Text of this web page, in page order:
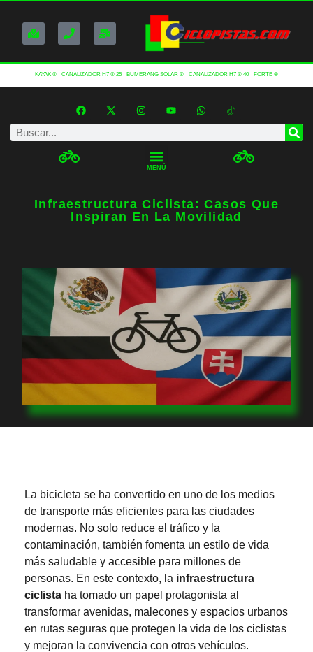
KAYAK ® CANALIZADOR H7 ® 25 BUMERANG SOLAR ® CANALIZADOR H7 ® 40 FORTE ®
MENÚ
Infraestructura Ciclista: Casos Que
Inspiran En La Movilidad
La bicicleta se ha convertido en uno de los medios
de transporte más eficientes para las ciudades
modernas. No solo reduce el tráfico y la
contaminación, también fomenta un estilo de vida
más saludable y accesible para millones de
personas. En este contexto, la infraestructura
ciclista ha tomado un papel protagonista al
transformar avenidas, malecones y espacios urbanos
en rutas seguras que protegen la vida de los ciclistas
y mejoran la convivencia con otros vehículos.